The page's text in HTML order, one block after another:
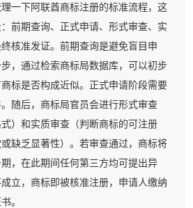
下阿联酋商标注册的标准流程，这
前期查询、正式申请、形式审查、实
核准发证。前期查询是避免盲目申
，通过检索商标局数据库，可以初步
标是否构成近似。正式申请阶段需要
随后，商标局官员会进行形式审查
式）和实质审查（判断商标的可注册
缺乏显著性）。若审查通过，商标将
，在此期间任何第三方均可提出异
立，商标即被核准注册，申请人缴纳
。